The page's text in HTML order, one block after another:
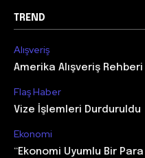
TREND
Alışveriş
Amerika Alışveriş Rehberi
Flaş Haber
Vize İşlemleri Durduruldu
Ekonomi
“Ekonomi Uyumlu Bir